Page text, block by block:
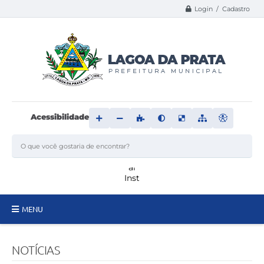
Login / Cadastro
Acessibilidade
MENU
NOTÍCIAS